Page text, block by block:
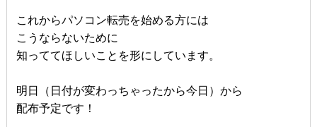
これからパソコン転売を始める方には
こうならないために
知っててほしいことを形にしています。
明日（日付が変わっちゃったから今日）から
配布予定です！